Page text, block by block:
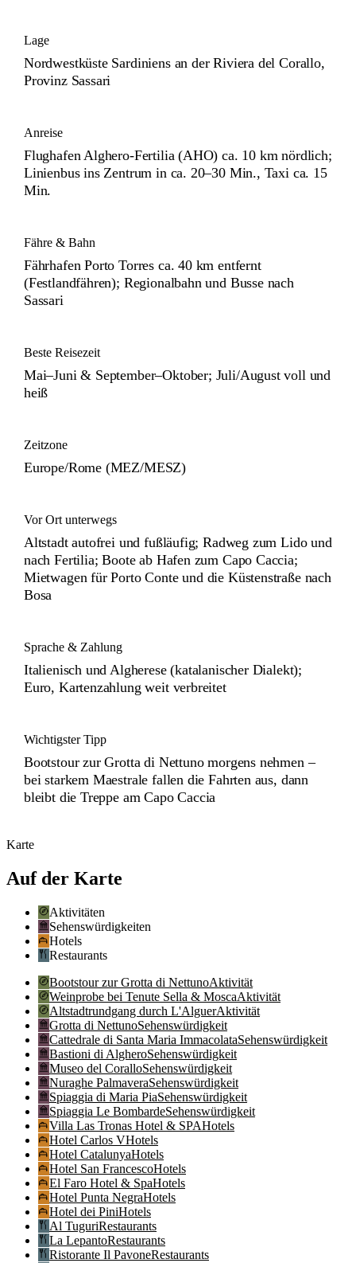
Lage
Nordwestküste Sardiniens an der Riviera del Corallo,
Provinz Sassari
Anreise
Flughafen Alghero-Fertilia (AHO) ca. 10 km nördlich;
Linienbus ins Zentrum in ca. 20–30 Min., Taxi ca. 15
Min.
Fähre & Bahn
Fährhafen Porto Torres ca. 40 km entfernt
(Festlandfähren); Regionalbahn und Busse nach
Sassari
Beste Reisezeit
Mai–Juni & September–Oktober; Juli/August voll und
heiß
Zeitzone
Europe/Rome (MEZ/MESZ)
Vor Ort unterwegs
Altstadt autofrei und fußläufig; Radweg zum Lido und
nach Fertilia; Boote ab Hafen zum Capo Caccia;
Mietwagen für Porto Conte und die Küstenstraße nach
Bosa
Sprache & Zahlung
Italienisch und Algherese (katalanischer Dialekt);
Euro, Kartenzahlung weit verbreitet
Wichtigster Tipp
Bootstour zur Grotta di Nettuno morgens nehmen –
bei starkem Maestrale fallen die Fahrten aus, dann
bleibt die Treppe am Capo Caccia
Karte
Auf der Karte
Aktivitäten
Sehenswürdigkeiten
Hotels
Restaurants
Bootstour zur Grotta di NettunoAktivität
Weinprobe bei Tenute Sella & MoscaAktivität
Altstadtrundgang durch L'AlguerAktivität
Grotta di NettunoSehenswürdigkeit
Cattedrale di Santa Maria ImmacolataSehenswürdigkeit
Bastioni di AlgheroSehenswürdigkeit
Museo del CoralloSehenswürdigkeit
Nuraghe PalmaveraSehenswürdigkeit
Spiaggia di Maria PiaSehenswürdigkeit
Spiaggia Le BombardeSehenswürdigkeit
Villa Las Tronas Hotel & SPAHotels
Hotel Carlos VHotels
Hotel CatalunyaHotels
Hotel San FrancescoHotels
El Faro Hotel & SpaHotels
Hotel Punta NegraHotels
Hotel dei PiniHotels
Al TuguriRestaurants
La LepantoRestaurants
Ristorante Il PavoneRestaurants